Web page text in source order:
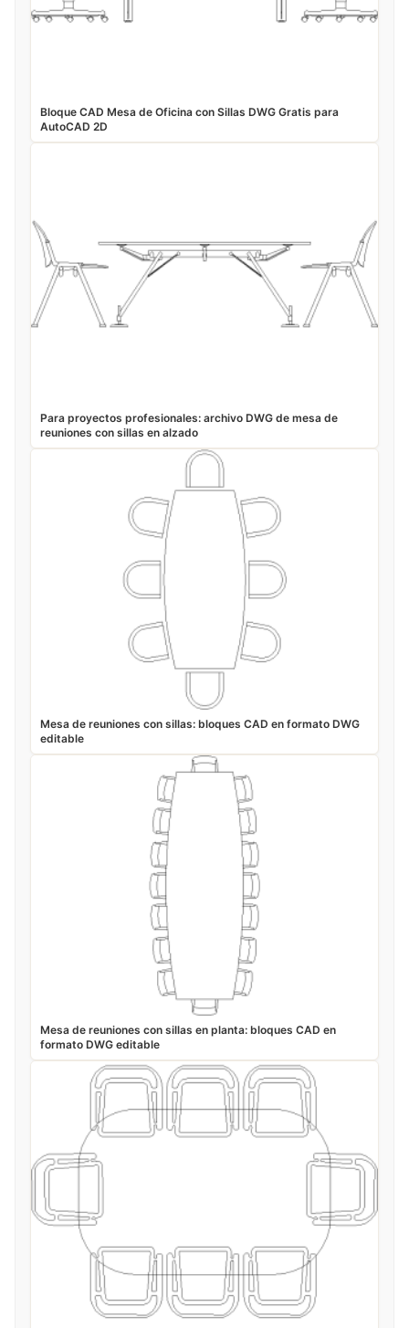
Bloque CAD Mesa de Oficina con Sillas DWG Gratis para
AutoCAD 2D
Para proyectos profesionales: archivo DWG de mesa de
reuniones con sillas en alzado
Mesa de reuniones con sillas: bloques CAD en formato DWG
editable
Mesa de reuniones con sillas en planta: bloques CAD en
formato DWG editable